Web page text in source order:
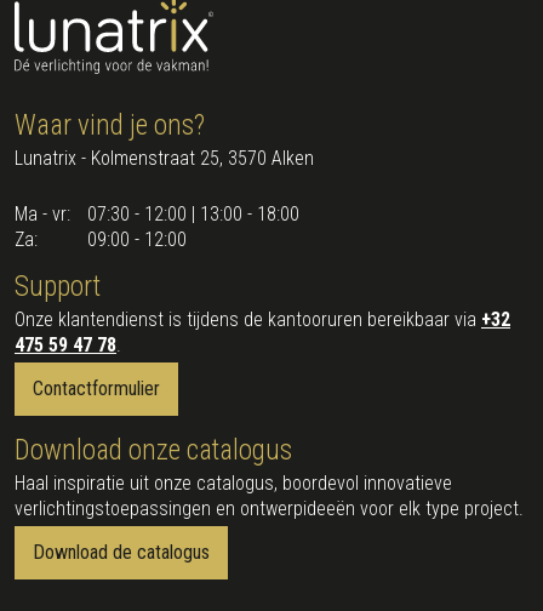
Waar vind je ons?
Lunatrix - Kolmenstraat 25, 3570 Alken
Ma - vr:
07:30 - 12:00 | 13:00 - 18:00
Za:
09:00 - 12:00
Support
Onze klantendienst is tijdens de kantooruren bereikbaar via +32
475 59 47 78.
Contactformulier
Download onze catalogus
Haal inspiratie uit onze catalogus, boordevol innovatieve
verlichtingstoepassingen en ontwerpideeën voor elk type project.
Download de catalogus